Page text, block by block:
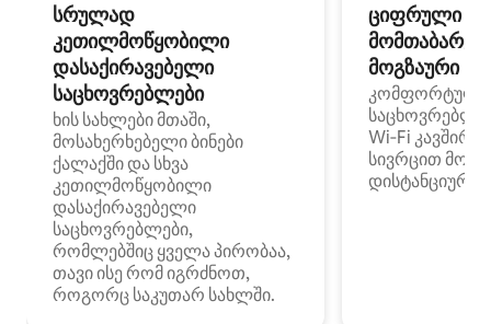
სრულად
კეთილმოწყობილი
დასაქირავებელი
საცხოვრებლები
ხის სახლები მთაში,
მოსახერხებელი ბინები
ქალაქში და სხვა
კეთილმოწყობილი
დასაქირავებელი
საცხოვრებლები,
რომლებშიც ყველა პირობაა,
თავი ისე რომ იგრძნოთ,
როგორც საკუთარ სახლში.
ციფრული
მოგზაური
კომფორტული
Wi‑Fi
სივრცით
დისტანციური